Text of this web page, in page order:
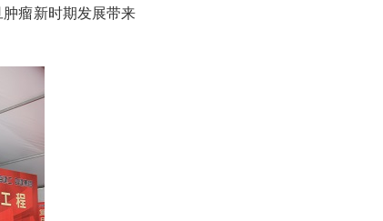
瘤新时期发展带来